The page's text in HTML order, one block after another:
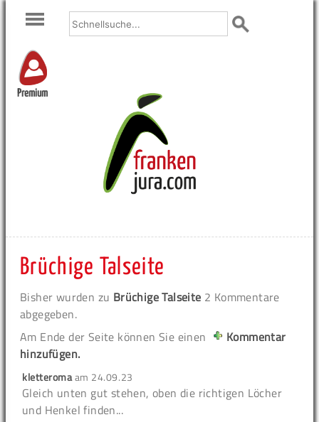
Premium
Brüchige Talseite
Bisher wurden zu Brüchige Talseite 2 Kommentare
abgegeben.
Am Ende der Seite können Sie einen
Kommentar
hinzufügen.
kletteromaam 24.09.23
Gleich unten gut stehen, oben die richtigen Löcher
und Henkel finden...